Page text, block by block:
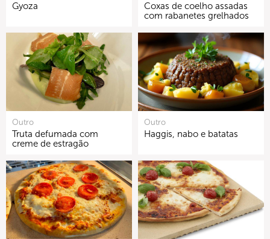
Gyoza
Coxas de coelho assadas
com rabanetes grelhados
Outro
Truta defumada com
creme de estragão
Outro
Haggis, nabo e batatas